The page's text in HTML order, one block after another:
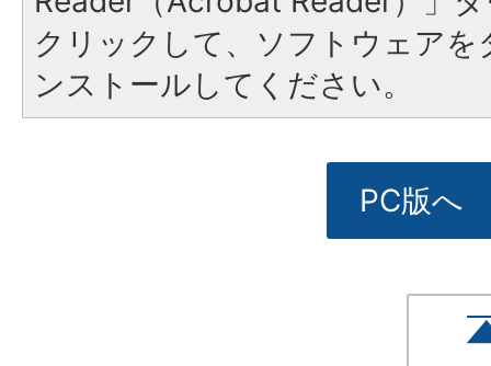
クリックして、ソフトウェア
ンストールしてください。
PC版へ